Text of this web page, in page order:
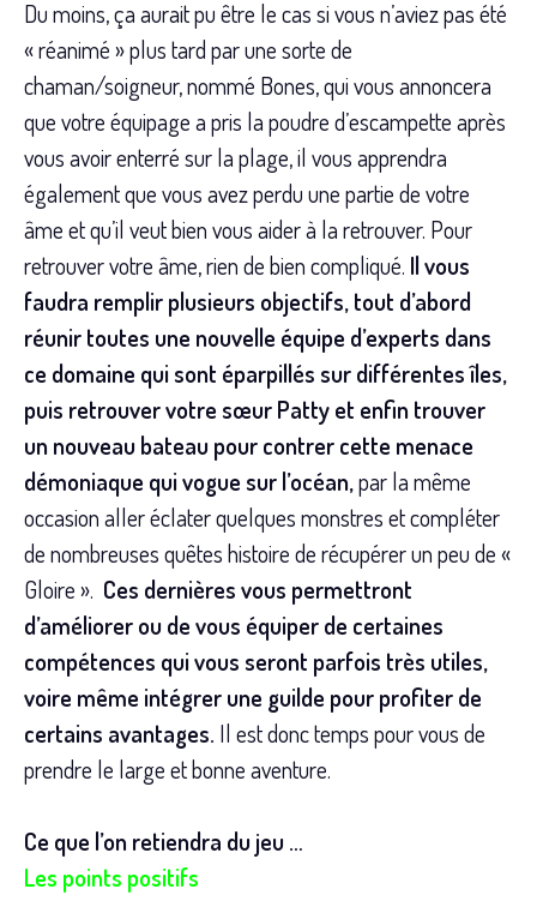
Du moins, ça aurait pu être le cas si vous n’aviez pas été
« réanimé » plus tard par une sorte de
chaman/soigneur, nommé Bones, qui vous annoncera
que votre équipage a pris la poudre d’escampette après
vous avoir enterré sur la plage, il vous apprendra
également que vous avez perdu une partie de votre
âme et qu’il veut bien vous aider à la retrouver. Pour
retrouver votre âme, rien de bien compliqué. Il vous
faudra remplir plusieurs objectifs, tout d’abord
réunir toutes une nouvelle équipe d’experts dans
ce domaine qui sont éparpillés sur différentes îles,
puis retrouver votre sœur Patty et enfin trouver
un nouveau bateau pour contrer cette menace
démoniaque qui vogue sur l’océan,par la même
occasion aller éclater quelques monstres et compléter
de nombreuses quêtes histoire de récupérer un peu de «
Gloire ». Ces dernières vous permettront
d’améliorer ou de vous équiper de certaines
compétences qui vous seront parfois très utiles,
voire même intégrer une guilde pour profiter de
certains avantages. Il est donc temps pour vous de
prendre le large et bonne aventure.
Ce que l’on retiendra du jeu …
Les points positifs